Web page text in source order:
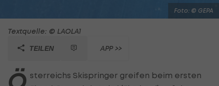
Foto: © GEPA
Textquelle: © LAOLA1
TEILEN APP >>
sterreichs Skispringer greifen beim ersten